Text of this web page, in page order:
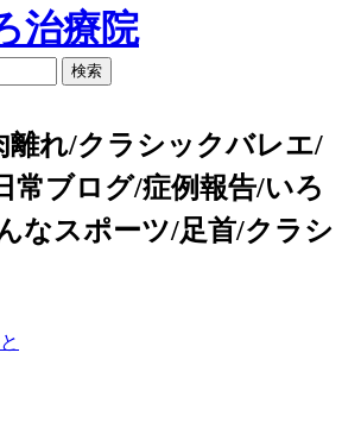
検索
離れ/クラシックバレエ/
常ブログ/症例報告/いろ
なスポーツ/足首/クラシ